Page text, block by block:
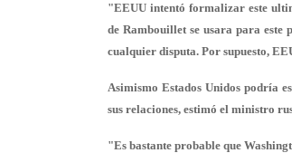
"EEUU intentó formalizar este
de Rambouillet se usara para
cualquier disputa. Por supuesto,
Asimismo Estados Unidos podría
sus relaciones, estimó el ministro
"Es bastante probable que